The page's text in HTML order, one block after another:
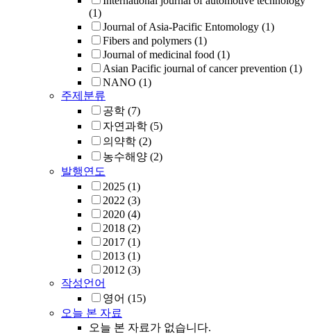
(1)
Journal of Asia-Pacific Entomology (1)
Fibers and polymers (1)
Journal of medicinal food (1)
Asian Pacific journal of cancer prevention (1)
NANO (1)
주제분류
공학 (7)
자연과학 (5)
의약학 (2)
농수해양 (2)
발행연도
2025 (1)
2022 (3)
2020 (4)
2018 (2)
2017 (1)
2013 (1)
2012 (3)
작성언어
영어 (15)
오늘 본 자료
오늘 본 자료가 없습니다.